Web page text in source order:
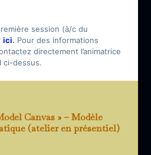
session (à/c du
ici. Pour des informations
directement l’animatrice
ci-dessus.
Canvas » – Modèle
(atelier en présentiel)